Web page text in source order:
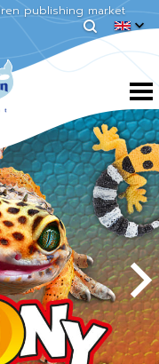
publishing market